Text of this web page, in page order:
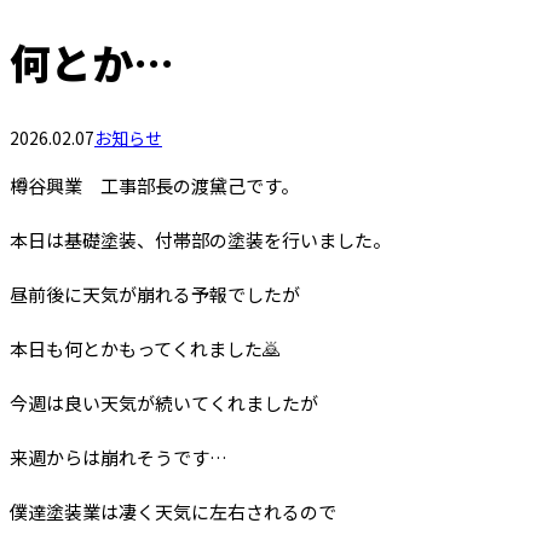
何とか…
2026.02.07お知らせ
樽谷興業 工事部長の渡黛己です。
本日は基礎塗装、付帯部の塗装を行いました。
昼前後に天気が崩れる予報でしたが
本日も何とかもってくれました🙇
今週は良い天気が続いてくれましたが
来週からは崩れそうです…
僕達塗装業は凄く天気に左右されるので